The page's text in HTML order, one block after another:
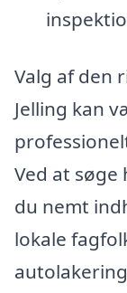
Valg af den
Jelling kan
Ved at
du nemt
lokale